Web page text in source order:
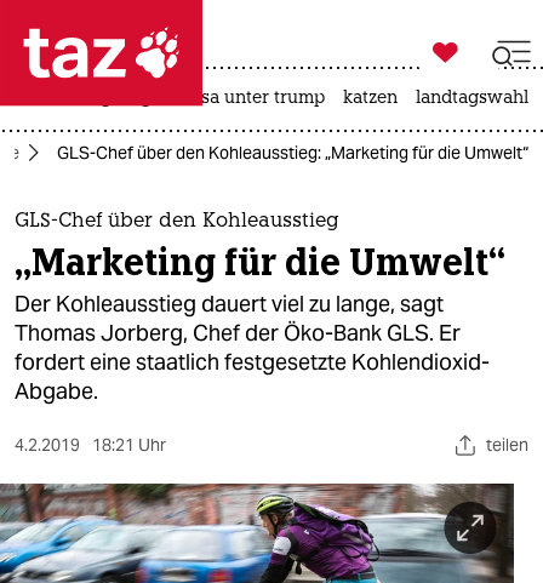
 taz zahl ich
taz zahl ich
themen
politik
öko
gesellschaft
kultur
sport
berlin

taz zahl ich
usa unter trump katzen landtagswahl
GLS-Chef über den Kohleausstieg: „Marketing für die Umwelt“
GLS-Chef über den Kohleausstieg
„Marketing für die Umwelt“
Der Kohleausstieg dauert viel zu lange, sagt
Thomas Jorberg, Chef der Öko-Bank GLS. Er
fordert eine staatlich festgesetzte Kohlendioxid-
Abgabe.
4.2.2019 18:21 Uhr teilen